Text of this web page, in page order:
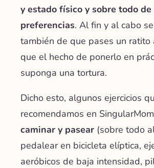
y estado físico y sobre todo de
preferencias. Al fin y al cabo
también de que pases un
que el hecho de ponerlo en
suponga una tortura.
Dicho esto, algunos ejercicios
recomendamos en
caminar y pasear (sobre todo
pedalear en bicicleta elíptica,
aeróbicos de baja intensidad,